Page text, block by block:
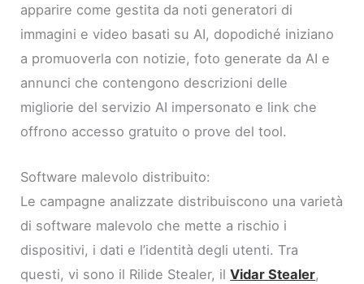
apparire come gestita da noti generatori di
immagini e video basati su AI, dopodiché iniziano
a promuoverla con notizie, foto generate da AI e
annunci che contengono descrizioni delle
migliorie del servizio AI impersonato e link che
offrono accesso gratuito o prove del tool.
Software malevolo distribuito:
Le campagne analizzate distribuiscono una varietà
di software malevolo che mette a rischio i
dispositivi, i dati e l’identità degli utenti. Tra
questi, vi sono il Rilide Stealer, ilVidar Stealer,